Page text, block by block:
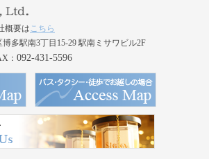
概要はこちら
多駅南3丁目15-29 駅南ミサワビル2F
： 092-431-5596